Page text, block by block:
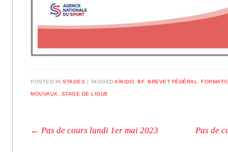
POSTED INSTAGES | TAGGEDAÏKIDO ,BF,BREVET FÉDÉRAL ,
MOUVAUX STAGE DE LIGUE
Post navigation
← Pas de cours lundi 1er mai 2023 Pas de